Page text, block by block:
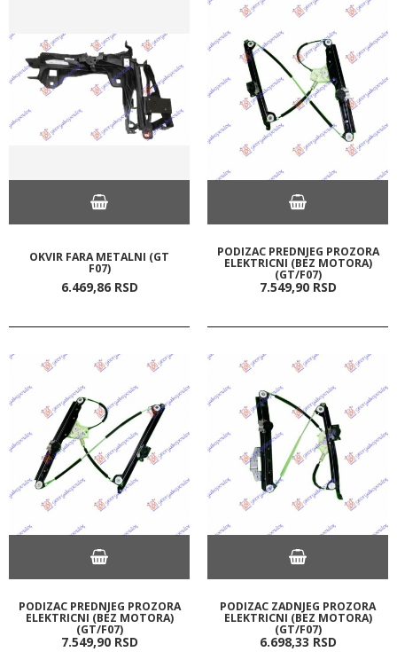
OKVIR FARA METALNI (GT
F07)
6.469,86 RSD
PODIZAC PREDNJEG PROZORA
ELEKTRICNI (BEZ MOTORA)
(GT/F07)
7.549,90 RSD
PODIZAC PREDNJEG PROZORA
ELEKTRICNI (BEZ MOTORA)
(GT/F07)
7.549,90 RSD
PODIZAC ZADNJEG PROZORA
ELEKTRICNI (BEZ MOTORA)
(GT/F07)
6.698,33 RSD